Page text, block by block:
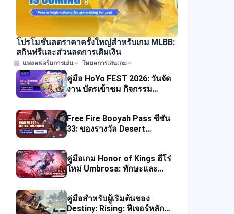
โปรโมชั่นลดราคาครั้งใหญ่สำหรับเกม MLBB:
สกินฟรีและส่วนลดการเติมเงิน
แพลตฟอร์มการเล่น โหมดการเล่นเกม
คู่มือ HoYo FEST 2026: วันจัด
งาน บัตรเข้าชม กิจกรรม
Free Fire Booyah Pass ซีซั่น
33: ของรางวัล Desert
คู่มือเกม Honor of Kings ฮีโร่
ใหม่ Umbrosa: ทักษะและ
คู่มือสำหรับผู้เริ่มต้นของ
Destiny: Rising: ฟีเจอร์หลัก